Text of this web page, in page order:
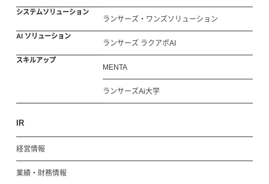
システムソリューション
ランサーズ・ワンズソリューション
AI ソリューション
ランサーズ ラクアポAI
スキルアップ
MENTA
ランサーズAi大学
IR
経営情報
業績・財務情報